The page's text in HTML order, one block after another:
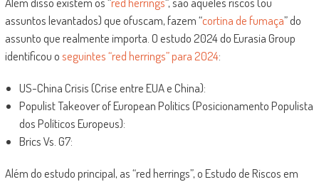
assuntos levantados) que ofuscam, fazem “cortina de fumaça” do
assunto que realmente importa. O estudo 2024 do Eurasia Group
identificou oseguintes “red herrings” para 2024:
US-China Crisis (Crise entre EUA e China):
Populist Takeover of European Politics (Posicionamento Populista
dos Políticos Europeus):
Brics Vs. G7:
Além do estudo principal, as “red herrings”, o Estudo de Riscos em